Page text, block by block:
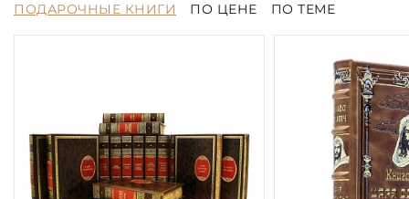
ПОДАРОЧНЫЕ КНИГИ ПО ЦЕНЕ ПО ТЕМЕ